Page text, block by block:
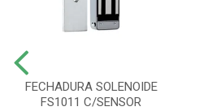
FECHADURA SOLENOIDE
FS1011 C/SENSOR